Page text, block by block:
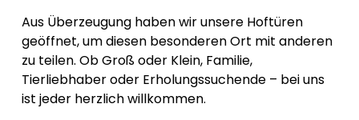
Aus Überzeugung haben wir unsere Hoftüren
geöffnet, um diesen besonderen Ort mit anderen
zu teilen. Ob Groß oder Klein, Familie,
Tierliebhaber oder Erholungssuchende – bei uns
ist jeder herzlich willkommen.